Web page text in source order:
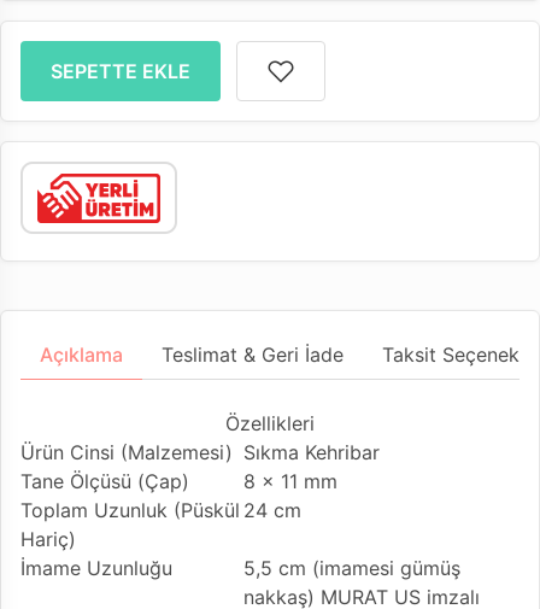
SEPETTE EKLE
Açıklama Teslimat & Geri İade Taksit
Özellikleri
Ürün Cinsi (Malzemesi) Sıkma Kehribar
Tane Ölçüsü (Çap)
8 x 11 mm
Toplam Uzunluk (Püskül
Hariç)
24 cm
İmame Uzunluğu
5,5 cm (imamesi gümüş
nakkaş) MURAT US imzalı